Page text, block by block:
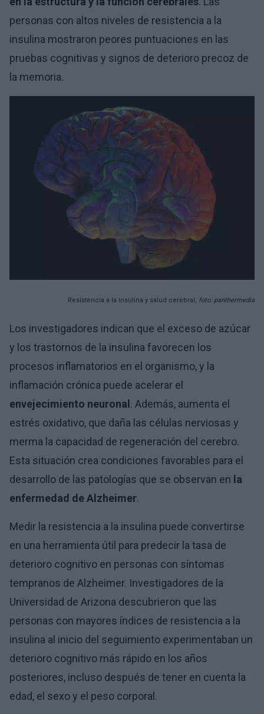
personas con altos niveles de resistencia a la
insulina mostraron peores puntuaciones en las
pruebas cognitivas y signos de deterioro precoz de
la memoria.
Resistencia a la insulina y salud cerebral, foto: panthermedia
Los investigadores indican que el exceso de azúcar
y los trastornos de la insulina favorecen los
procesos inflamatorios en el organismo, y la
inflamación crónica puede acelerar el
envejecimiento neuronal . Además, aumenta el
estrés oxidativo, que daña las células nerviosas y
merma la capacidad de regeneración del cerebro.
Esta situación crea condiciones favorables para el
desarrollo de las patologías que se observan en la
enfermedad de Alzheimer.
Medir la resistencia a la insulina puede convertirse
en una herramienta útil para predecir la tasa de
deterioro cognitivo en personas con síntomas
tempranos de Alzheimer. Investigadores de la
Universidad de Arizona descubrieron que las
personas con mayores índices de resistencia a la
insulina al inicio del seguimiento experimentaban un
deterioro cognitivo más rápido en los años
posteriores, incluso después de tener en cuenta la
edad, el sexo y el peso corporal.